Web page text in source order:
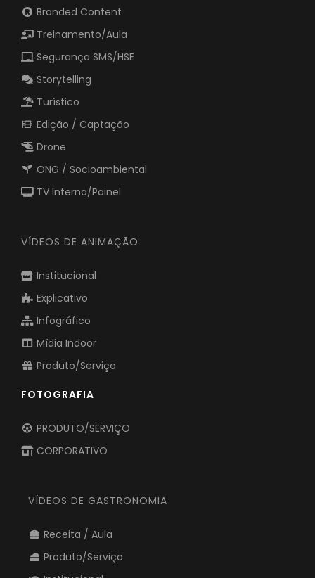
Branded Content
Treinamento/Aula
Segurança SMS/HSE
Storytelling
Turístico
Edição / Captação
Drone
ONG / Socioambiental
TV Interna/Painel
VÍDEOS DE ANIMAÇÃO
Institucional
Explicativo
Infográfico
Mídia Indoor
Produto/Serviço
FOTOGRAFIA
PRODUTO/SERVIÇO
CORPORATIVO
VÍDEOS DE GASTRONOMIA
Receita / Aula
Produto/Serviço